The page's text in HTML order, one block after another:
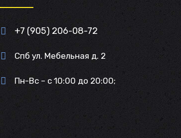
+7 (905) 206-08-72
Спб ул. Мебельная д. 2
Пн-Вс – с 10:00 до 20:00;